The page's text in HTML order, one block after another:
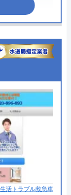
ド
ご確認ください
の問い合わせ
活トラブル救急車